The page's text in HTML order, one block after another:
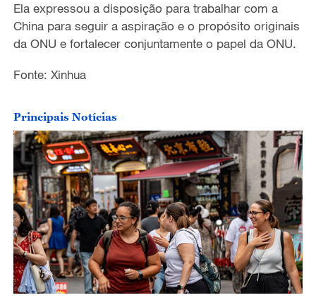
Ela expressou a disposição para trabalhar com a
China para seguir a aspiração e o propósito originais
da ONU e fortalecer conjuntamente o papel da ONU.
Fonte: Xinhua
Principais Notícias